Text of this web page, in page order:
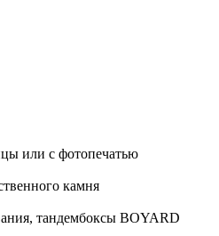
или с фотопечатью
камня
тандембоксы BOYARD